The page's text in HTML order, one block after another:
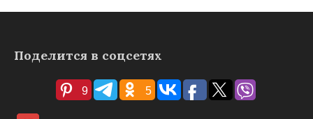
Поделится в соцсетях
9 5